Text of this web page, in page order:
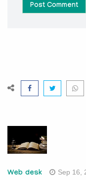
Post Comment
Web desk Sep 16,